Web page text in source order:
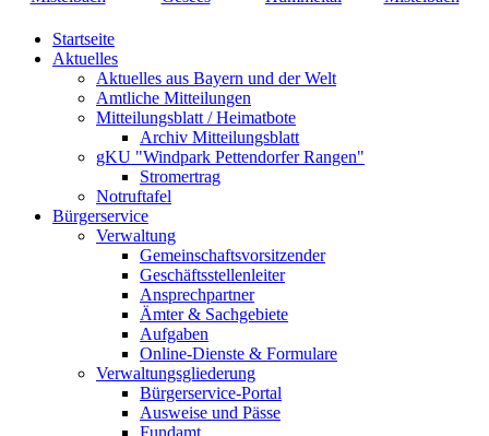
Startseite
Aktuelles
Aktuelles aus Bayern und der Welt
Amtliche Mitteilungen
Mitteilungsblatt / Heimatbote
Archiv Mitteilungsblatt
gKU "Windpark Pettendorfer Rangen"
Stromertrag
Notruftafel
Bürgerservice
Verwaltung
Gemeinschaftsvorsitzender
Geschäftsstellenleiter
Ansprechpartner
Ämter & Sachgebiete
Aufgaben
Online-Dienste & Formulare
Verwaltungsgliederung
Bürgerservice-Portal
Ausweise und Pässe
Fundamt